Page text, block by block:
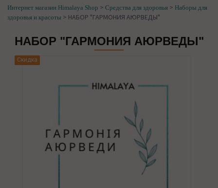
Интернет магазин Himalaya Shop > Средства для здоровья > Наборы для
здоровья и красоты > НАБОР "ГАРМОНИЯ АЮРВЕДЫ"
НАБОР "ГАРМОНИЯ АЮРВЕДЫ"
Скидка